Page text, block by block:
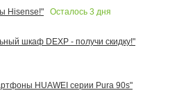
Hisense!"
Осталось 3 дня
шкаф DEXP - получи скидку!"
HUAWEI серии Pura 90s"